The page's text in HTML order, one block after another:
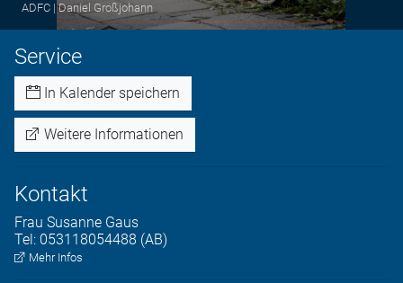
ADFC | Daniel Großjohann
Service
In Kalender speichern
Weitere Informationen
Kontakt
Frau Susanne Gaus
Tel: 053118054488 (AB)
Mehr Infos